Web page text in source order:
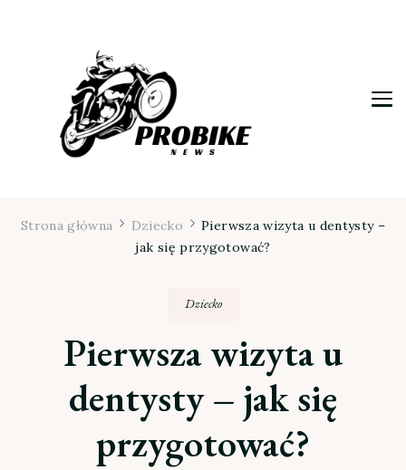
Strona główna Dziecko
Pierwsza wizyta u dentysty –
jak się przygotować?
Dziecko
Pierwsza wizyta u
dentysty – jak się
przygotować?